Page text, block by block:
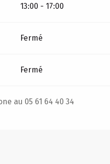
13:00 - 17:00
Fermé
Fermé
au 05 61 64 40 34